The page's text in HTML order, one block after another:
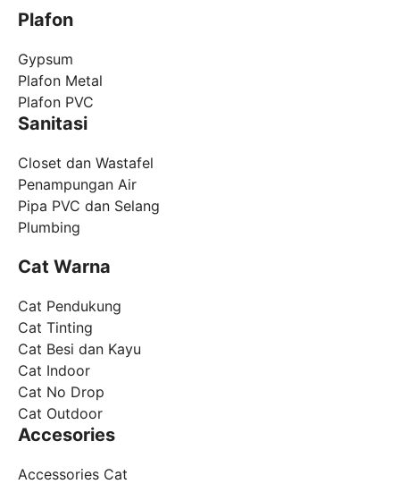
Plafon
Gypsum
Plafon Metal
Plafon PVC
Sanitasi
Closet dan Wastafel
Penampungan Air
Pipa PVC dan Selang
Plumbing
Cat Warna
Cat Pendukung
Cat Tinting
Cat Besi dan Kayu
Cat Indoor
Cat No Drop
Cat Outdoor
Accesories
Accessories Cat